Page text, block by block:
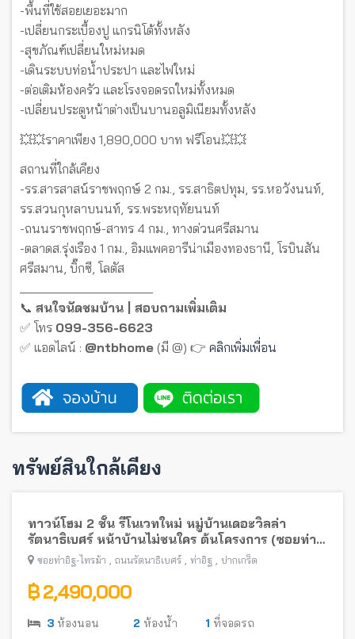
-พื้นที่ใช้สอยเยอะมาก
-เปลี่ยนกระเบื้องปู แกรนิโต้ทั้งหลัง
-สุขภัณฑ์เปลี่ยนใหม่หมด
-เดินระบบท่อน้ำประปา และไฟใหม่
-ต่อเติมห้องครัว และโรงจอดรถใหม่ทั้งหมด
-เปลี่ยนประตูหน้าต่างเป็นบานอลูมิเนียมทั้งหลัง
💥💥ราคาเพียง 1,890,000 บาท ฟรีโอน💥💥
สถานที่ใกล้เคียง
-รร.สารสาสน์ราชพฤกษ์ 2 กม., รร.สาธิตปทุม, รร.หอวังนนท์,
รร.สวนกุหลาบนนท์, รร.พระหฤทัยนนท์
-ถนนราชพฤกษ์-สาทร 4 กม., ทางด่วนศรีสมาน
-ตลาดส.รุ่งเรือง 1 กม., อิมแพคอารีน่าเมืองทองธานี, โรบินสัน
ศรีสมาน, บิ๊กซี, โลตัส
📞 สนใจนัดชมบ้าน | สอบถามเพิ่มเติม
✅ โทร 099-356-6623
✅ แอดไลน์ : @ntbhome (มี @) 👉 คลิกเพิ่มเพื่อน
ทรัพย์สินใกล้เคียง
ทาวน์โฮม 2 ชั้น รีโนเวทใหม่ หมู่บ้านเดอะวิลล่า
รัตนาธิเบศร์ หน้าบ้านไม่ชนใคร ต้นโครงการ (ซอยท่า
อิฐ-ไทรม้า) พร้อมอยู่ ใกล้รถไฟฟ้าสายสีม่วง
ซอยท่าอิฐ-ไทรม้า , ถนนรัตนาธิเบศร์ , ท่าอิฐ , ปากเกร็ด
฿ 2,490,000
3 ห้องนอน 2 ห้องน้ำ 1 ที่จอดรถ